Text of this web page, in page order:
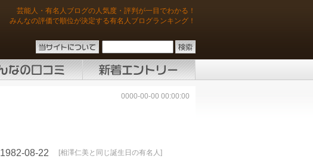
芸能人・有名人ブログの人気度・評判が一目でわかる！
みんなの評価で順位が決定する有名人ブログランキング！
0000-00-00 00:00:00
1982-08-22 [相澤仁美と同じ誕生日の有名人]